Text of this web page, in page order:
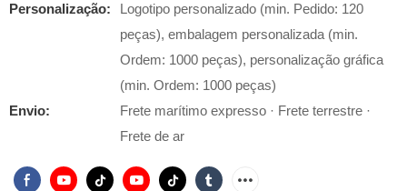
Personalização:
Logotipo personalizado (min. Pedido: 120
peças), embalagem personalizada (min.
Ordem: 1000 peças), personalização gráfica
(min. Ordem: 1000 peças)
Envio:
Frete marítimo expresso · Frete terrestre ·
Frete de ar